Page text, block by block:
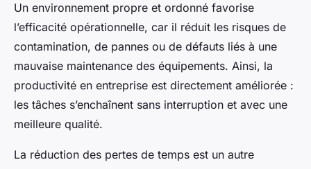
Un environnement propre et ordonné favorise
l’efficacité opérationnelle, car il réduit les risques de
contamination, de pannes ou de défauts liés à une
mauvaise maintenance des équipements. Ainsi, la
productivité en entreprise est directement améliorée :
les tâches s’enchaînent sans interruption et avec une
meilleure qualité.
La réduction des pertes de temps est un autre